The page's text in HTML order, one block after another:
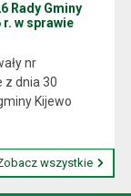
Rady Gminy
w sprawie
nr
z dnia 30
Kijewo
wszystkie